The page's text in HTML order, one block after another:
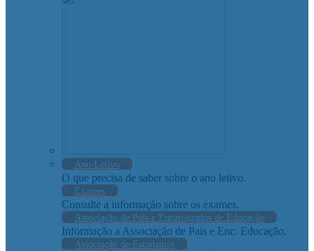
Ano Letivo
O que precisa de saber sobre o ano letivo.
Exames
Consulte a informação sobre os exames.
Associação de Pais e Encarregados de Educação
Informação a Associação de Pais e Enc. Educação.
Associação de Estudantes